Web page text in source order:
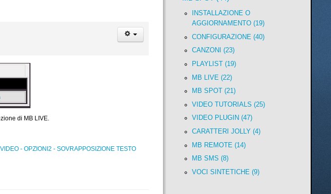
di MB LIVE.
- OPZIONI2 - SOVRAPPOSIZIONE TESTO
INSTALLAZIONE O
AGGIORNAMENTO (19)
CONFIGURAZIONE (40)
CANZONI (23)
PLAYLIST (19)
MB LIVE (22)
MB SPOT (21)
VIDEO TUTORIALS (25)
VIDEO PLUGIN (47)
CARATTERI JOLLY (4)
MB REMOTE (14)
MB SMS (8)
VOCI SINTETICHE (9)